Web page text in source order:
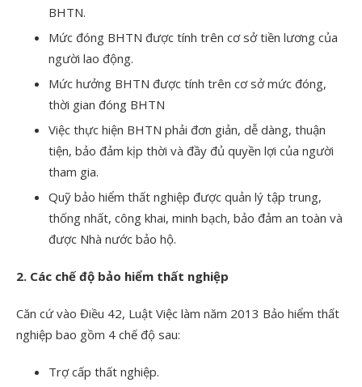
BHTN.
Mức đóng BHTN được tính trên cơ sở tiền lương của
người lao động.
Mức hưởng BHTN được tính trên cơ sở mức đóng,
thời gian đóng BHTN
Việc thực hiện BHTN phải đơn giản, dễ dàng, thuận
tiện, bảo đảm kịp thời và đầy đủ quyền lợi của người
tham gia.
Quỹ bảo hiểm thất nghiệp được quản lý tập trung,
thống nhất, công khai, minh bạch, bảo đảm an toàn và
được Nhà nước bảo hộ.
2. Các chế độ bảo hiểm thất nghiệp
Căn cứ vào Điều 42, Luật Việc làm năm 2013 Bảo hiểm thất
nghiệp bao gồm 4 chế độ sau:
Trợ cấp thất nghiệp.